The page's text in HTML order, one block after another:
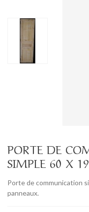
PORTE DE
SIMPLE 60 X
Porte de communication
panneaux.